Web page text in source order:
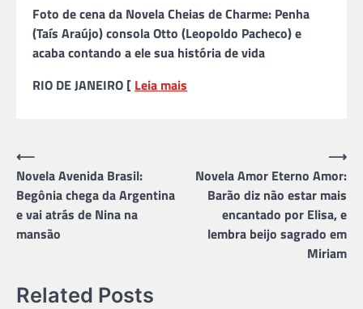
Foto de cena da Novela Cheias de Charme: Penha
(Taís Araújo) consola Otto (Leopoldo Pacheco) e
acaba contando a ele sua história de vida
RIO DE JANEIRO [ Leia mais
Navegação
de
Post
⟵
Novela Avenida Brasil:
Begônia chega da Argentina
e vai atrás de Nina na
mansão
Novela Amor Eterno Amor:
Barão diz não estar mais
encantado por Elisa, e
lembra beijo sagrado em
Miriam
⟶
Related Posts